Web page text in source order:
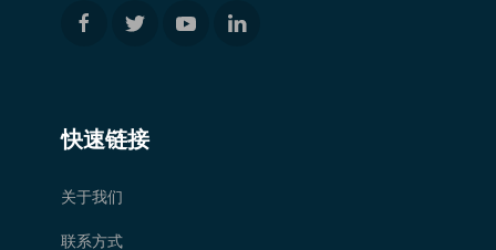
快速链接
关于我们
联系方式